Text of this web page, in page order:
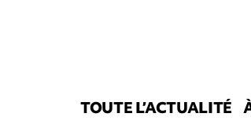
TOUTE L’ACTUALITÉ